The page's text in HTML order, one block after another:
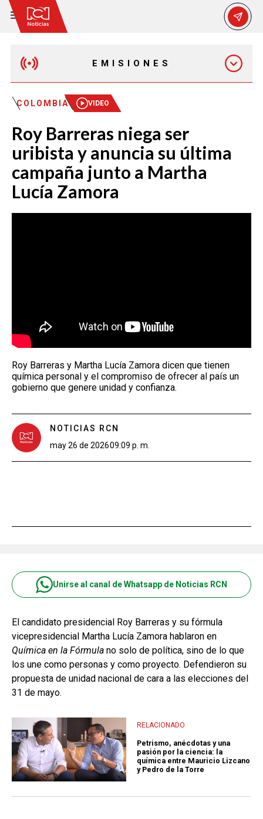
EMISIONES
MAÑANA EXPRESS
EMISIÓN 12:30 PM
EMISIÓN 7:00 PM
EMISIÓN 11:30 PM
COLOMBIA VIDEO
Roy Barreras niega ser
uribista y anuncia su última
campaña junto a Martha
Lucía Zamora
Roy Barreras y Martha Lucía Zamora dicen que tienen
química personal y el compromiso de ofrecer al país un
gobierno que genere unidad y confianza.
NOTICIAS RCN
may 26 de 202609:09 p. m.
Unirse al canal de Whatsapp de Noticias RCN
El candidato presidencial Roy Barreras y su fórmula
vicepresidencial Martha Lucía Zamora hablaron en
Química en la Fórmula no solo de política, sino de lo que
los une como personas y como proyecto. Defendieron su
propuesta de unidad nacional de cara a las elecciones del
31 de mayo.
RELACIONADO
Petrismo, anécdotas y una
pasión por la ciencia: la
química entre Mauricio Lizcano
y Pedro de la Torre